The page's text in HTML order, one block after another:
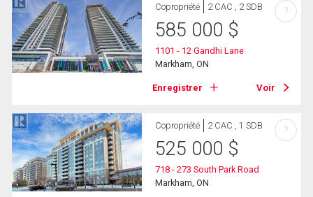
Copropriété 2 CAC , 2 SDB
585 000 $
1101 - 12 Gandhi Lane
Markham, ON
Enregistrer Voir
?
Copropriété 2 CAC , 1 SDB
525 000 $
718 - 273 South Park Road
Markham, ON
?